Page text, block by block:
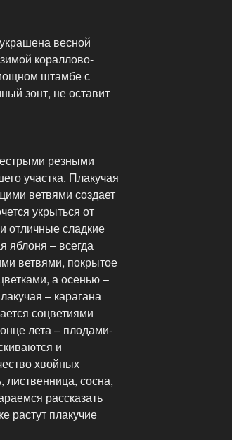
весной
кораллово-
штамбе с
зонт, не оставит
резными
участка. Плакучая
ветвями создает
укрыться от
отличные сладкие
яблоня – всегда
ветвями, покрытое
а осенью –
– карагана
соцветиями
лета – плодами-
и
хвойных
лиственница, сосна,
рассказать
растут плакучие